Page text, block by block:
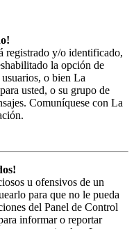
registrado y/o identificado,
la opción de
o bien La
usted, o su grupo de
Comuníquese con La
u ofensivos de un
para que no le pueda
del Panel de Control
informar o reportar